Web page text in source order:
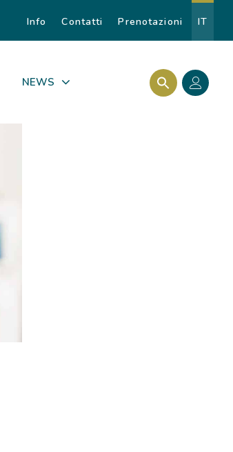
Info Contatti Prenotazioni IT
NEWS
Search for:
Search